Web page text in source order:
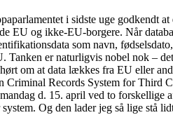
i sidste uge godkendt
EU og ikke-EU-borgere. Når
som navn,
er naturligvis nobel nok –
om at data lækkes fra EU eller
Criminal Records System for
d. 15. april ved to forskellige
Og den lader jeg så lige stå